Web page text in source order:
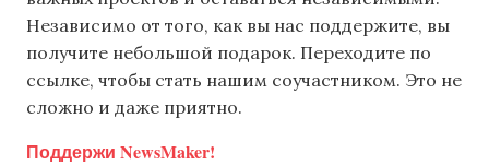
Независимо от того, как вы нас поддержите, вы
получите небольшой подарок. Переходите по
ссылке, чтобы стать нашим соучастником. Это не
сложно и даже приятно.
Поддержи NewsMaker!